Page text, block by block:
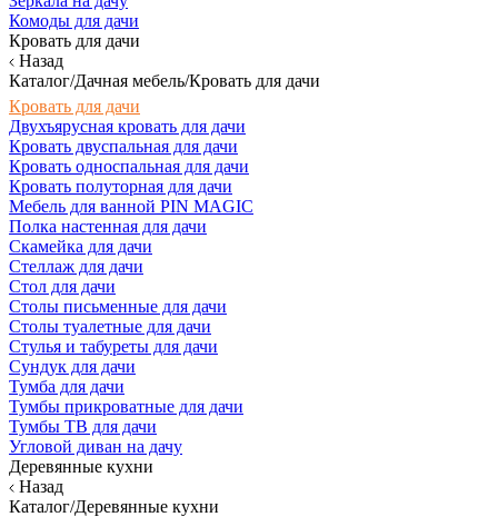
Комоды для дачи
Кровать для дачи
Назад
Каталог/Дачная мебель/Кровать для дачи
Кровать для дачи
Двухъярусная кровать для дачи
Кровать двуспальная для дачи
Кровать односпальная для дачи
Кровать полуторная для дачи
Мебель для ванной PIN MAGIC
Полка настенная для дачи
Скамейка для дачи
Стеллаж для дачи
Стол для дачи
Столы письменные для дачи
Столы туалетные для дачи
Стулья и табуреты для дачи
Сундук для дачи
Тумба для дачи
Тумбы прикроватные для дачи
Тумбы ТВ для дачи
Угловой диван на дачу
Деревянные кухни
Назад
Каталог/Деревянные кухни